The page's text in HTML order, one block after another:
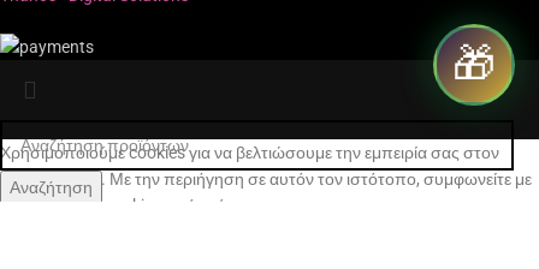
Αναζήτηση
Χρησιμοποιούμε cookies για να βελτιώσουμε την εμπειρία σας στον
ιστότοπό μας. Με την περιήγηση σε αυτόν τον ιστότοπο, συμφωνείτε με
τη χρήση των cookies από εμάς.
🎁